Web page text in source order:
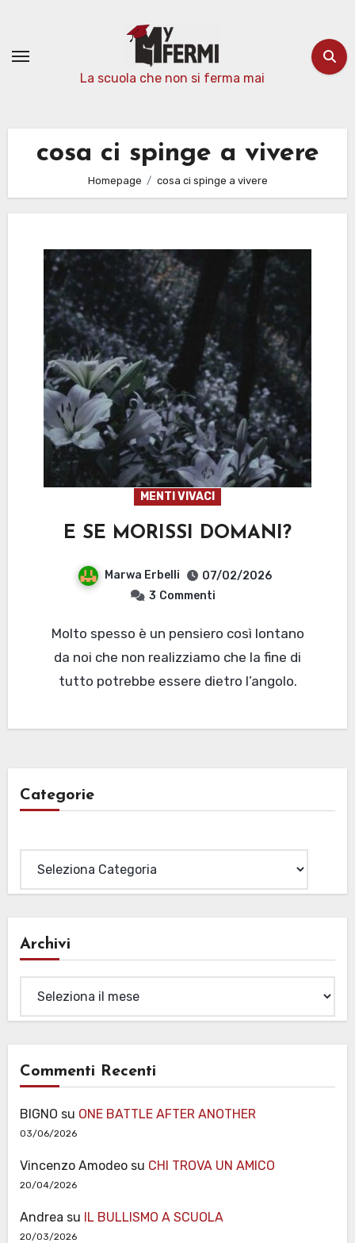
contenuto
La scuola che non si ferma mai
cosa ci spinge a vivere
Homepage cosa ci spinge a vivere
MENTI VIVACI
E SE MORISSI DOMANI?
Marwa Erbelli
07/02/2026
3 Commenti
Molto spesso è un pensiero così lontano
da noi che non realizziamo che la fine di
tutto potrebbe essere dietro l’angolo.
Categorie
Archivi
Commenti Recenti
BIGNO su ONE BATTLE AFTER ANOTHER
03/06/2026
Vincenzo Amodeosu CHI TROVA UN AMICO
20/04/2026
Andrea su IL BULLISMO A SCUOLA
20/03/2026